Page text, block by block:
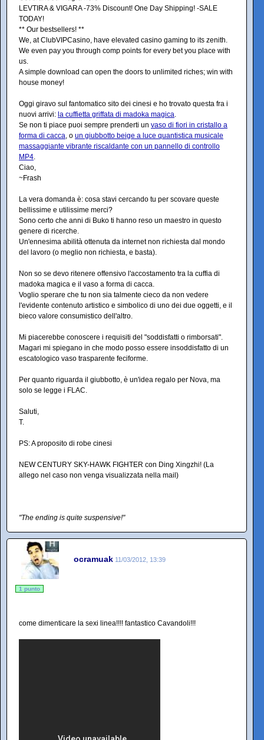
LEVTIRA & VIGARA -73% Discount! One Day Shipping! -SALE
TODAY!
** Our bestsellers! **
We, at ClubVIPCasino, have elevated casino gaming to its zenith.
We even pay you through comp points for every bet you place with
us.
A simple download can open the doors to unlimited riches; win with
house money!
Oggi giravo sul fantomatico sito dei cinesi e ho trovato questa fra i
nuovi arrivi: la cuffietta griffata di madoka magica
Se non ti piace puoi sempre prenderti un vaso di fiori in cristallo a
forma di cacca , o un giubbotto beige a luce quantistica musicale
massaggiante vibrante riscaldante con un pannello di controllo
MP4
Ciao,
~Frash
La vera domanda è: cosa stavi cercando tu per scovare queste
bellissime e utilissime merci?
Sono certo che anni di Buko ti hanno reso un maestro in questo
genere di ricerche.
Un'ennesima abilità ottenuta da internet non richiesta dal mondo
del lavoro (o meglio non richiesta, e basta).
Non so se devo ritenere offensivo l'accostamento tra la cuffia di
madoka magica e il vaso a forma di cacca.
Voglio sperare che tu non sia talmente cieco da non vedere
l'evidente contenuto artistico e simbolico di uno dei due oggetti, e il
bieco valore consumistico dell'altro.
Mi piacerebbe conoscere i requisiti del "soddisfatti o rimborsati".
Magari mi spiegano in che modo posso essere insoddisfatto di un
escatologico vaso trasparente feciforme.
Per quanto riguarda il giubbotto, è un'idea regalo per Nova, ma
solo se legge i FLAC.
Saluti,
T.
PS: A proposito di robe cinesi
NEW CENTURY SKY-HAWK FIGHTER con Ding Xingzhi! (La
allego nel caso non venga visualizzata nella mail)
"The ending is quite suspensive!"
ocramuak 11/03/2012, 13:39
1 punto
come dimenticare la sexi linea!!!! fantastico Cavandoli!!!